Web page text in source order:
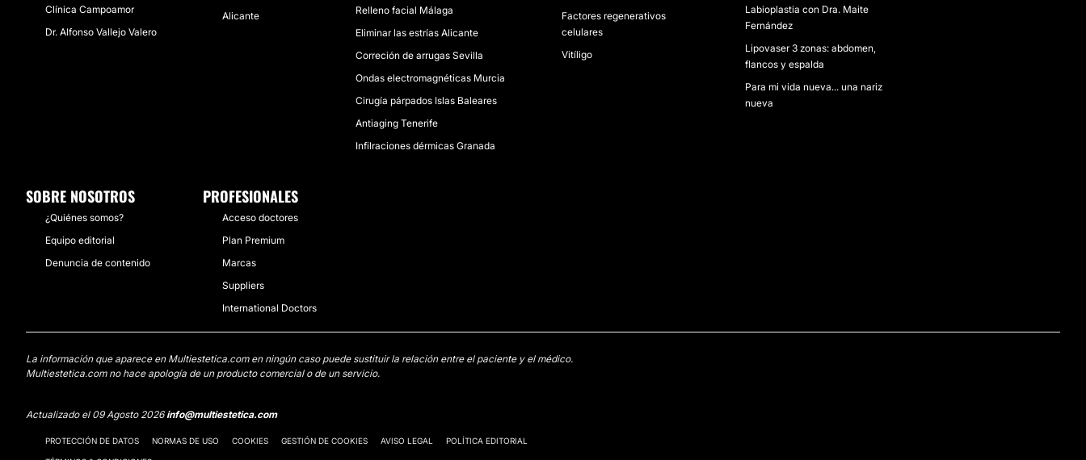
Clínica Campoamor
Dr. Alfonso Vallejo Valero
Alicante
Relleno facial Málaga
Eliminar las estrías Alicante
Correción de arrugas Sevilla
Ondas electromagnéticas Murcia
Cirugía párpados Islas Baleares
Antiaging Tenerife
Infilraciones dérmicas Granada
Factores regenerativos
celulares
Vitíligo
Labioplastia con Dra. Maite
Fernández
Lipovaser 3 zonas: abdomen,
flancos y espalda
Para mi vida nueva... una nariz
nueva
SOBRE NOSOTROS
¿Quiénes somos?
Equipo editorial
Denuncia de contenido
PROFESIONALES
Acceso doctores
Plan Premium
Marcas
Suppliers
International Doctors
La información que aparece en Multiestetica.com en ningún caso puede sustituir la relación entre el paciente y el médico.
Multiestetica.com no hace apología de un producto comercial o de un servicio.
Actualizado el 09 Agosto 2026info@multiestetica.com
PROTECCIÓN DE DATOS NORMAS DE USO COOKIES GESTIÓN DE COOKIES AVISO LEGAL POLÍTICA EDITORIAL